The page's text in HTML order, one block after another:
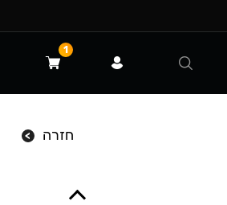
חזרה
1